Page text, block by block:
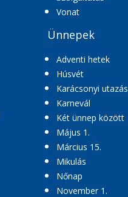
Vonat
Ünnepek
Adventi hetek
Húsvét
Karácsonyi utazás
Karnevál
Két ünnep között
Május 1.
Március 15.
Mikulás
Nőnap
November 1.